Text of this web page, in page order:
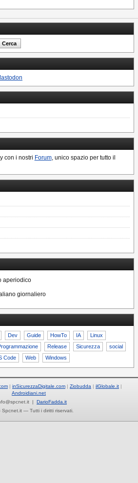
con i nostri Forum, unico spazio per tutto il
aperiodico
giornaliero
Dev Guide HowTo IA
Linux
Release Sicurezza
social
Code Web Windows
inSicurezzaDigitale.com Ziobudda
ilGlobale.it
Androidiani.net
| DarioFadda.it
Spcnet.it — Tutti i diritti riservati.